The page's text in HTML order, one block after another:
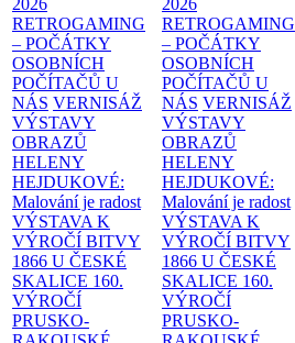
RETROGAMING
– POČÁTKY
OSOBNÍCH
POČÍTAČŮ U
NÁS VERNISÁŽ
VÝSTAVY
OBRAZŮ
HELENY
HEJDUKOVÉ:
Malování je radost
VÝSTAVA K
VÝROČÍ BITVY
1866 U ČESKÉ
SKALICE 160.
VÝROČÍ
PRUSKO-
RETROGAMING
– POČÁTKY
OSOBNÍCH
POČÍTAČŮ U
NÁS VERNISÁŽ
VÝSTAVY
OBRAZŮ
HELENY
HEJDUKOVÉ:
Malování je radost
VÝSTAVA K
VÝROČÍ BITVY
1866 U ČESKÉ
SKALICE 160.
VÝROČÍ
PRUSKO-